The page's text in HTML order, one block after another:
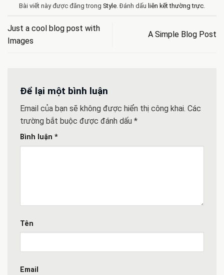
Bài viết này được đăng trong Style. Đánh dấu liên kết thường trực.
Just a cool blog post with
Images
A Simple Blog Post
Để lại một bình luận
Email của bạn sẽ không được hiển thị công khai. Các
trường bắt buộc được đánh dấu *
Bình luận *
Tên
Email